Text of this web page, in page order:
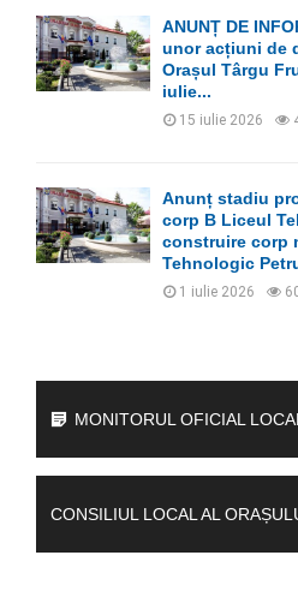
ANUNȚ DE
unor acțiuni de
Orașul Târgu
iulie...
15 iulie 2026
Anunț stadiu
corp B Liceul
construire corp
Tehnologic
1 iulie 2026
MONITORUL OFICIAL
CONSILIUL LOCAL AL